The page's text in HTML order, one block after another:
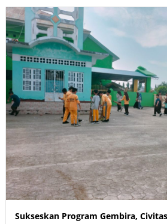
Sukseskan Program Gembira,